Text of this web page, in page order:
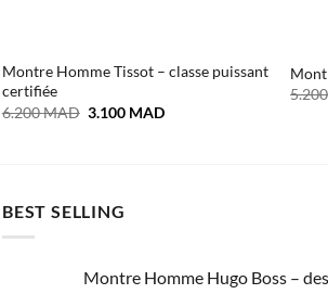
Montre Homme Tissot – classe puissant
certifiée
6.200MAD Le
3.100 MADLe
BEST SELLING
Montre Homme Hugo Boss –